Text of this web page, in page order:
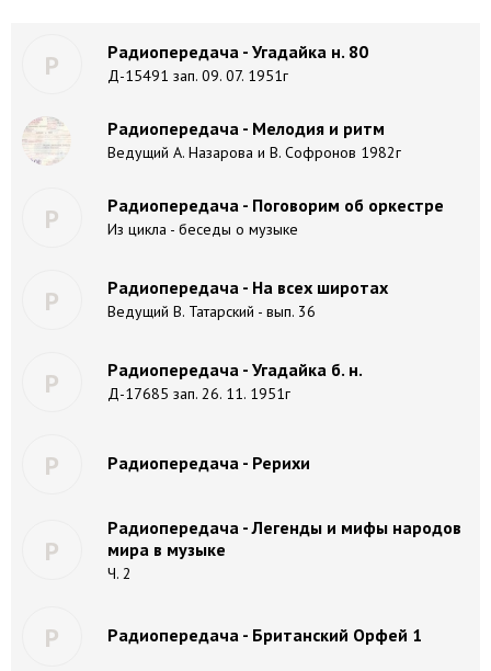
Р Радиопередача - Угадайка н. 80
Д-15491 зап. 09. 07. 1951г
Радиопередача - Мелодия и ритм
Ведущий А. Назарова и В. Софронов 1982г
Р Радиопередача - Поговорим об оркестре
Из цикла - беседы о музыке
Р Радиопередача - На всех широтах
Ведущий В. Татарский - вып. 36
Р Радиопередача - Угадайка б. н.
Д-17685 зап. 26. 11. 1951г
Р Радиопередача - Рерихи
Р
Радиопередача - Легенды и мифы народов
мира в музыке
Ч. 2
Р Радиопередача - Британский Орфей 1